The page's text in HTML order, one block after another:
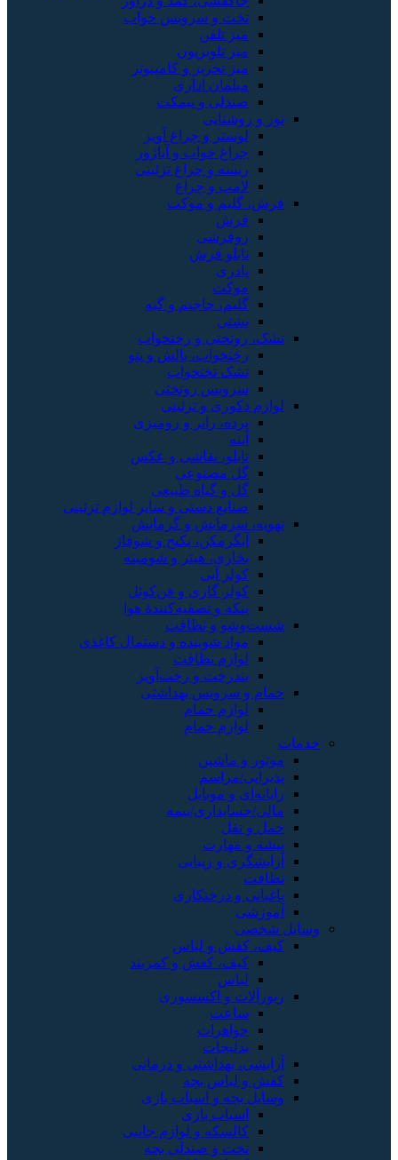
تخت و سرویس خواب
میز تلفن
میز تلویزیون
میز تحریر و کامپیوتر
مبلمان اداری
صندلی و نیمکت
نور و روشنایی
لوستر و چراغ آویز
چراغ خواب و آباژور
ریسه و چراغ تزئینی
لامپ و چراغ
فرش، گلیم و موکت
فرش
روفرشی
تابلو فرش
پادری
موکت
گلیم، جاجیم و گبه
پشتی
تشک، روتختی و رختخواب
رختخواب، بالش و پتو
تشک تختخواب
سرویس روتختی
لوازم دکوری و تزئینی
پرده، رانر و رومیزی
آینه
تابلو، نقاشی و عکس
گل مصنوعی
گل و گیاه طبیعی
صنایع دستی و سایر لوازم تزئینی
تهویه، سرمایش و گرمایش
آبگرمکن، پکیج و شوفاژ
بخاری، هیتر و شومینه
کولر آبی
کولر گازی و فن‌کوئل
پنکه و تصفیه‌کنندهٔ هوا
شست‌وشو و نظافت
مواد شوینده و دستمال کاغذی
لوازم نظافت
بندرخت و رخت‌آویز
حمام و سرویس بهداشتی
لوازم حمام
لوازم حمام
خدمات
موتور و ماشین
پذیرایی/مراسم
رایانه‌ای و موبایل
مالی/حسابداری/بیمه
حمل و نقل
پیشه و مهارت
آرایشگری و زیبایی
نظافت
باغبانی و درختکاری
آموزشی
وسایل شخصی
کیف، کفش و لباس
کیف، کفش و کمربند
لباس
زیورآلات و اکسسوری
ساعت
جواهرات
بدلیجات
آرایشی، بهداشتی و درمانی
کفش و لباس بچه
وسایل بچه و اسباب بازی
اسباب بازی
کالسکه و لوازم جانبی
تخت و صندلی بچه